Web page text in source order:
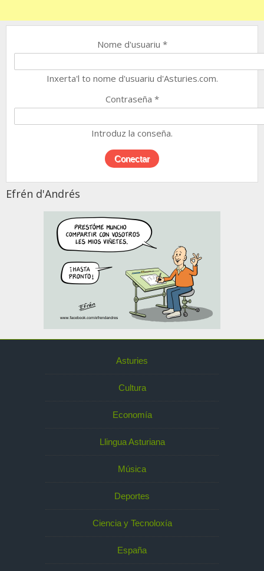
Nome d'usuariu *
Inxerta'l to nome d'usuariu d'Asturies.com.
Contraseña *
Introduz la conseña.
Efrén d'Andrés
Asturies
Cultura
Economía
Llingua Asturiana
Música
Deportes
Ciencia y Tecnoloxía
España